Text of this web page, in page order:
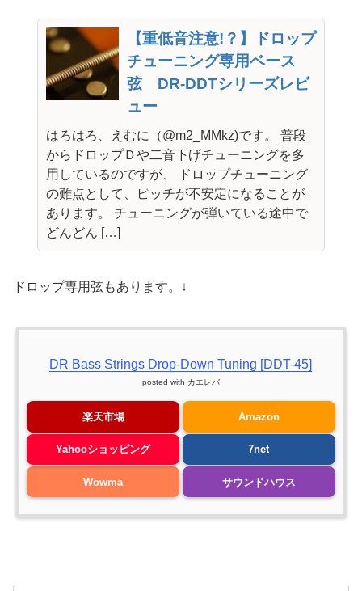
【重低音注意!？】ドロップ
チューニング専用ベース
弦 DR-DDTシリーズレビ
ュー
はろはろ、えむに（@m2_MMkz)です。 普段
からドロップＤや二音下げチューニングを多
用しているのですが、 ドロップチューニング
の難点として、ピッチが不安定になることが
あります。 チューニングが弾いている途中で
どんどん […]
ドロップ専用弦もあります。↓
DR Bass Strings Drop-Down Tuning [DDT-45]
posted with カエレバ
楽天市場 Amazon
Yahooショッピング 7net
Wowma サウンドハウス